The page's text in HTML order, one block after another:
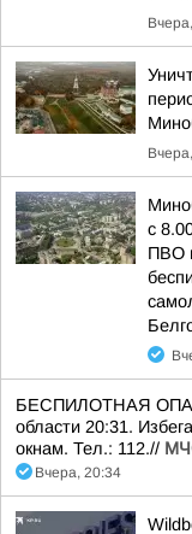
с
ПВО
БЕСПИЛОТНАЯ
области 20:31.
окнам. Тел.: 112.//
Вчера, 20:34